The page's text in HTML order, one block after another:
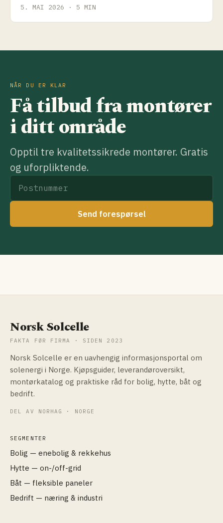
5. MAI 2026 · 5 MIN
NÅR DU ER KLAR
Få tilbud fra montører
i ditt område
Opptil tre kvalitetssikrede montører. Gratis
og uforpliktende.
Send forespørsel
Norsk Solcelle
FAKTA FØR FIRMA · SIDEN 2023
Norsk Solcelle er en uavhengig informasjonsportal om
solenergi i Norge. Kjøpsguider, leverandøroversikt,
montørkatalog og praktiske råd for bolig, hytte, båt og
bedrift.
DEL AV NORHAG · NORGE
SEGMENTER
Bolig — enebolig & rekkehus
Hytte — on-/off-grid
Båt — fleksible paneler
Bedrift — næring & industri